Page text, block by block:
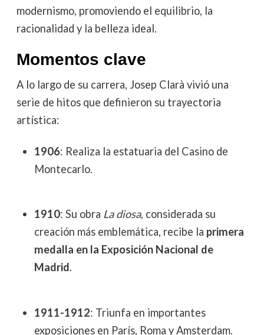
modernismo, promoviendo el equilibrio, la
racionalidad y la belleza ideal.
Momentos clave
A lo largo de su carrera, Josep Clarà vivió una
serie de hitos que definieron su trayectoria
artística:
1906: Realiza la estatuaria del Casino de
Montecarlo.
1910: Su obra La diosa, considerada su
creación más emblemática, recibe la primera
medalla en la Exposición Nacional de
Madrid.
1911-1912: Triunfa en importantes
exposiciones en París, Roma y Amsterdam.